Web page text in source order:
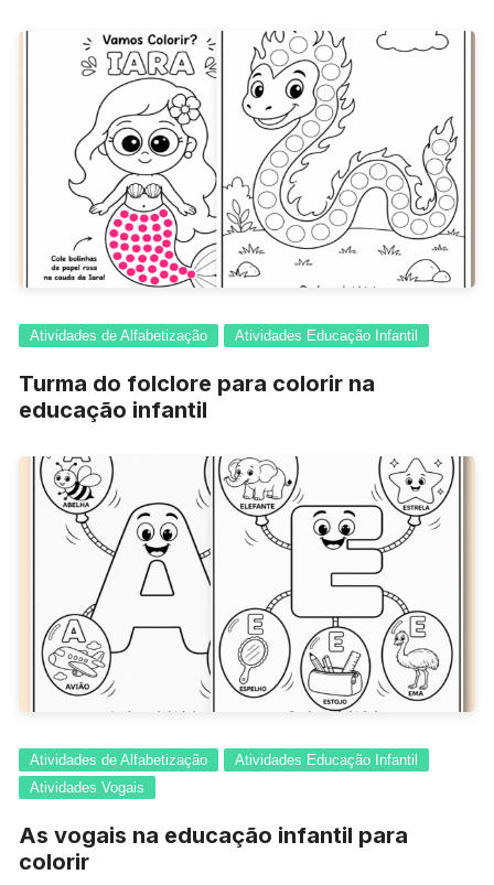
Atividades de Alfabetização Atividades Educação Infantil
Turma do folclore para colorir na
educação infantil
Atividades de Alfabetização
Atividades Educação Infantil
Atividades Vogais
As vogais na educação infantil para
colorir